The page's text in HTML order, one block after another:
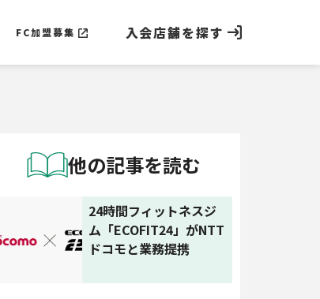
FC加盟募集
入会店舗を探す
他の記事を読む
24時間フィットネスジ
ム「ECOFIT24」がNTT
ドコモと業務提携